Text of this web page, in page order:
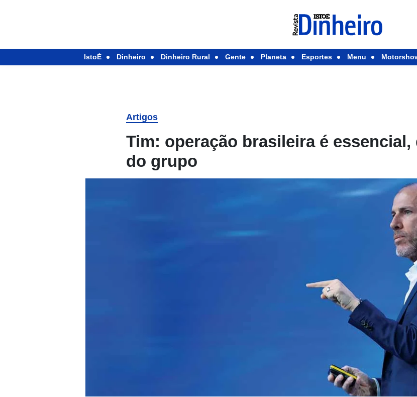
IstoÉ Dinheiro Dinheiro Rural Gente Planeta Esportes Menu
Artigos
Tim: operação brasileira é essencial,
do grupo